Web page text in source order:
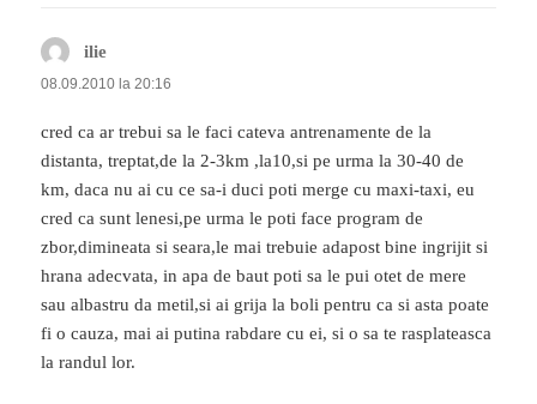
ilie
08.09.2010 la 20:16
cred ca ar trebui sa le faci cateva antrenamente de la
distanta, treptat,de la 2-3km ,la10,si pe urma la 30-40 de
km, daca nu ai cu ce sa-i duci poti merge cu maxi-taxi, eu
cred ca sunt lenesi,pe urma le poti face program de
zbor,dimineata si seara,le mai trebuie adapost bine ingrijit si
hrana adecvata, in apa de baut poti sa le pui otet de mere
sau albastru da metil,si ai grija la boli pentru ca si asta poate
fi o cauza, mai ai putina rabdare cu ei, si o sa te rasplateasca
la randul lor.